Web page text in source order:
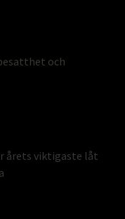
och
årets viktigaste låt